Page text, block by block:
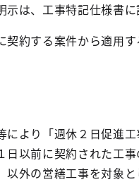
は、工事特記仕様書に
約する案件から適用す
より「週休２日促進工
以前に契約された工
以外の営繕工事を対象